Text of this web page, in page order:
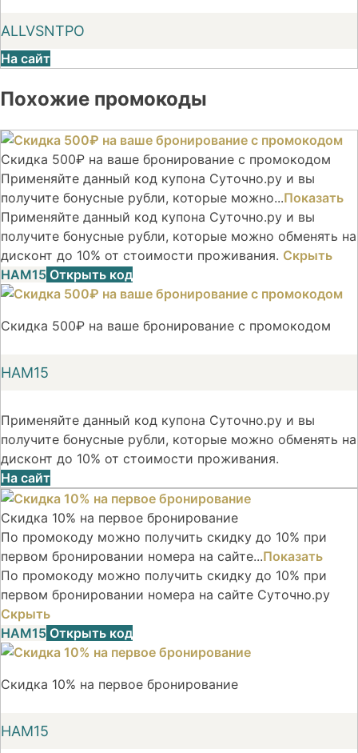
ALLVSNTPO
На сайт
Похожие промокоды
Скидка 500₽ на ваше бронирование с промокодом
Применяйте данный код купона Суточно.ру и вы
получите бонусные рубли, которые можно...Показать
Применяйте данный код купона Суточно.ру и вы
получите бонусные рубли, которые можно обменять на
дисконт до 10% от стоимости проживания. Скрыть
НАМ15 Открыть код
Скидка 500₽ на ваше бронирование с промокодом
НАМ15
Применяйте данный код купона Суточно.ру и вы
получите бонусные рубли, которые можно обменять на
дисконт до 10% от стоимости проживания.
На сайт
Скидка 10% на первое бронирование
По промокоду можно получить скидку до 10% при
первом бронировании номера на сайте...Показать
По промокоду можно получить скидку до 10% при
первом бронировании номера на сайте Суточно.ру
Скрыть
НАМ15 Открыть код
Скидка 10% на первое бронирование
НАМ15